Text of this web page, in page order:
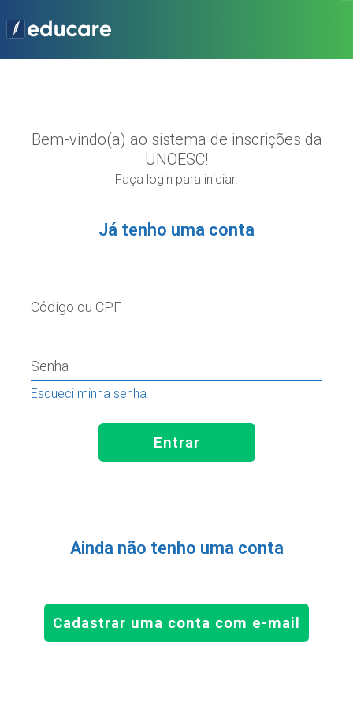
Bem-vindo(a) ao sistema de inscrições da
UNOESC!
Faça login para iniciar.
Já tenho uma conta
Código ou CPF
Senha
Esqueci minha senha
Entrar
Ainda não tenho uma conta
Cadastrar uma conta com e-mail